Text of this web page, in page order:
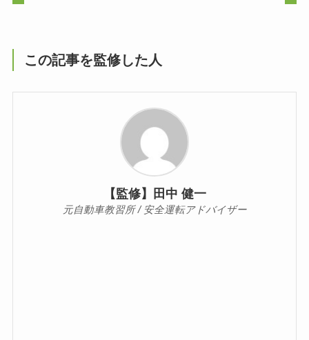
この記事を監修した人
【監修】田中 健一
元自動車教習所 / 安全運転アドバイザー